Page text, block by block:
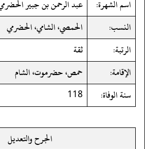
اسم الشهرة:
عبد الرحمن بن جبير
النسب:
الحمصي، الشامي، الحضرمي
الرتبة:
ثقة
الإقامة:
حمص، حضرموت، الشام
سنة الوفاة:
118
الجرح والتعديل